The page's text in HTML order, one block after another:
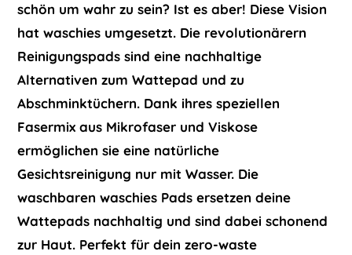
schön um wahr zu sein? Ist es aber! Diese Vision
hat waschies umgesetzt. Die revolutionärern
Reinigungspads sind eine nachhaltige
Alternativen zum Wattepad und zu
Abschminktüchern. Dank ihres speziellen
Fasermix aus Mikrofaser und Viskose
ermöglichen sie eine natürliche
Gesichtsreinigung nur mit Wasser. Die
waschbaren waschies Pads ersetzen deine
Wattepads nachhaltig und sind dabei schonend
zur Haut. Perfekt für dein zero-waste